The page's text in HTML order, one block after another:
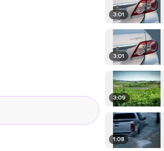
3:01
3:01
3:09
1:08